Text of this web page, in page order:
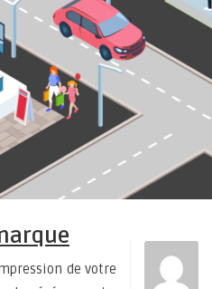
de votre